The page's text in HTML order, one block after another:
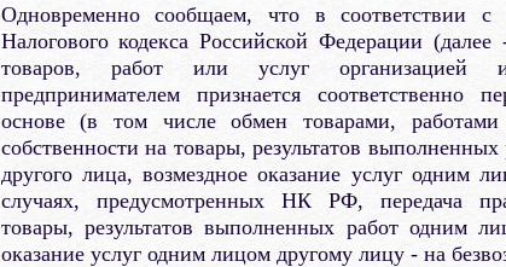
Одновременно сообщаем, что в соответствии
Налогового кодекса Российской Федерации
товаров, работ или услуг организацией
предпринимателем признается соответственно
основе (в том числе обмен товарами,
собственности на товары, результатов
другого лица, возмездное оказание услуг одним
случаях, предусмотренных НК РФ, передача
товары, результатов выполненных работ одним
оказание услуг одним лицом другому лицу - на